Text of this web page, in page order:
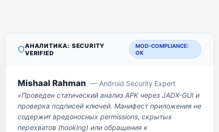
АНАЛИТИКА: SECURITY
VERIFIED
MOD-COMPLIANCE:
OK
Mishaal Rahman — Android Security Expert
«Проведен статический анализ APK через JADX-GUI и
проверка подписей ключей. Манифест приложения не
содержит вредоносных permissions, скрытых
перехватов (hooking) или обращения к